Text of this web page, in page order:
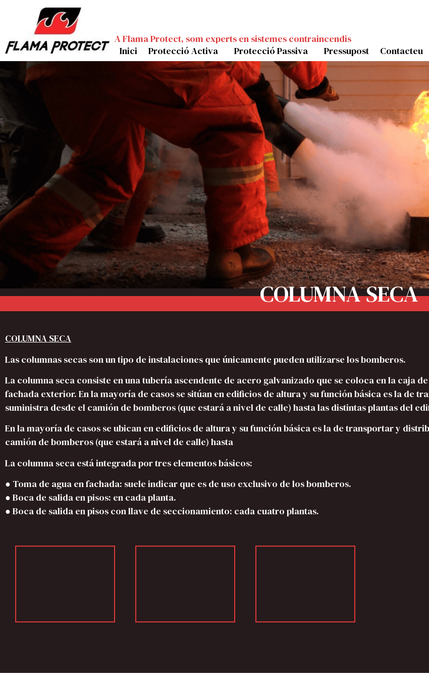
A Flama Protect, som experts en sistemes contraincendis
Inici
Protecció Activa Protecció Passiva Pressupost Contacteu
COLUMNA SECA
COLUMNA SECA
Las columnas secas son un tipo de instalaciones que únicamente pueden utilizarse los bomberos.
La columna seca consiste en una tubería ascendente de acero galvanizado que se coloca en la caja
fachada exterior. En la mayoría de casos se sitúan en edificios de altura y su función básica es la de
suministra desde el camión de bomberos (que estará a nivel de calle) hasta las distintas plantas del
En la mayoría de casos se ubican en edificios de altura y su función básica es la de transportar y
camión de bomberos (que estará a nivel de calle) hasta
La columna seca está integrada por tres elementos básicos:
● Toma de agua en fachada: suele indicar que es de uso exclusivo de los bomberos.
● Boca de salida en pisos: en cada planta.
● Boca de salida en pisos con llave de seccionamiento: cada cuatro plantas.